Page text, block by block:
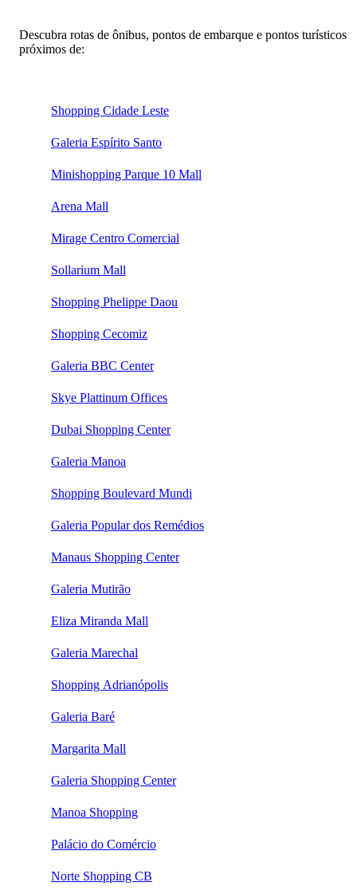
Descubra rotas de ônibus, pontos de embarque e pontos turísticos
próximos de:
Shopping Cidade Leste
Galeria Espírito Santo
Minishopping Parque 10 Mall
Arena Mall
Mirage Centro Comercial
Sollarium Mall
Shopping Phelippe Daou
Shopping Cecomiz
Galeria BBC Center
Skye Plattinum Offices
Dubai Shopping Center
Galeria Manoa
Shopping Boulevard Mundi
Galeria Popular dos Remédios
Manaus Shopping Center
Galeria Mutirão
Eliza Miranda Mall
Galeria Marechal
Shopping Adrianópolis
Galeria Baré
Margarita Mall
Galeria Shopping Center
Manoa Shopping
Palácio do Comércio
Norte Shopping CB